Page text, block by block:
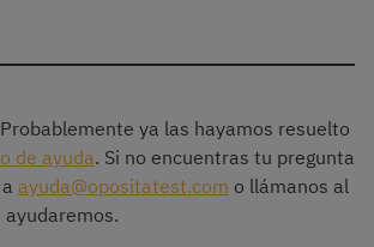
Probablemente ya las hayamos resuelto
de ayuda. Si no encuentras tu pregunta
ayuda@opositatest.com o llámanos al
ayudaremos.